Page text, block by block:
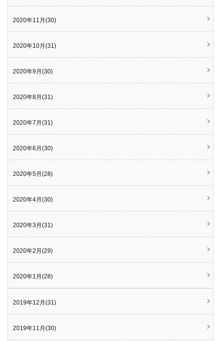
2020年11月(30)
2020年10月(31)
2020年9月(30)
2020年8月(31)
2020年7月(31)
2020年6月(30)
2020年5月(28)
2020年4月(30)
2020年3月(31)
2020年2月(29)
2020年1月(28)
2019年12月(31)
2019年11月(30)